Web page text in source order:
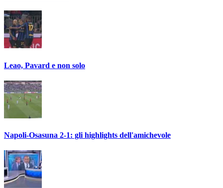
Leao, Pavard e non solo
Napoli-Osasuna 2-1: gli highlights dell'amichevole